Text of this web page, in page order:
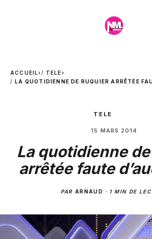
ACCUEIL› TELE›
LA QUOTIDIENNE DE RUQUIER ARRÊTÉE
TELE
15 MARS 2014
La quotidienne
arrêtée faute
PAR ARNAUD · 1 MIN DE